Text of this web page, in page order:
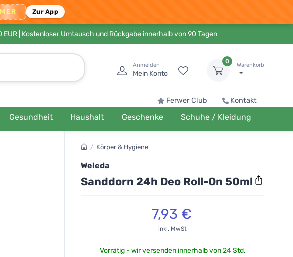
Zur App
EUR | Kostenloser Umtausch und Rückgabe innerhalb von 90 Tagen
Anmelden
Mein Konto
0
Warenkorb
Ferwer Club Kontakt
Gesundheit Haushalt Geschenke Schuhe / Kleidung
/ Körper & Hygiene
Weleda
Sanddorn 24h Deo Roll-On 50ml
7,93 €
inkl. MwSt
Vorrätig - wir versenden innerhalb von 24 Std.